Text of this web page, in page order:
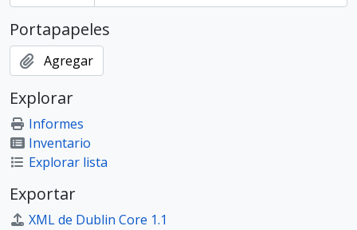
Portapapeles
Agregar
Explorar
Informes
Inventario
Explorar lista
Exportar
XML de Dublin Core 1.1